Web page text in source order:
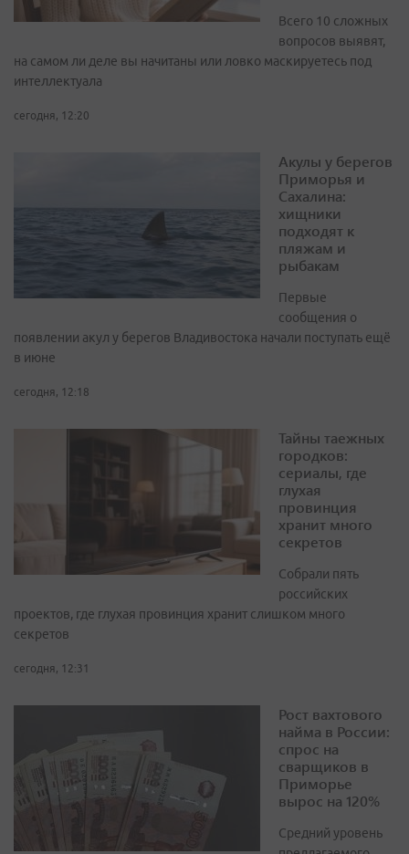
Всего 10 сложных
вопросов выявят,
на самом ли деле вы начитаны или ловко маскируетесь под
интеллектуала
сегодня, 12:20
Акулы у берегов
Приморья и
Сахалина:
хищники
подходят к
пляжам и
рыбакам
Первые
сообщения о
появлении акул у берегов Владивостока начали поступать ещё
в июне
сегодня, 12:18
Тайны таежных
городков:
сериалы, где
глухая
провинция
хранит много
секретов
Собрали пять
российских
проектов, где глухая провинция хранит слишком много
секретов
сегодня, 12:31
Рост вахтового
найма в России:
спрос на
сварщиков в
Приморье
вырос на 120%
Средний уровень